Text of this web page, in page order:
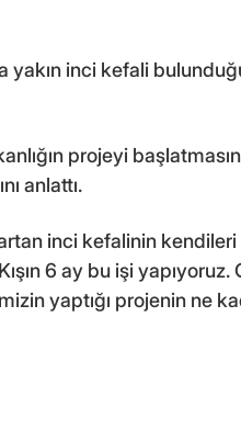
yakın inci kefali
projeyi
anlattı.
inci kefalinin kendileri
6 ay bu işi
yaptığı projenin ne